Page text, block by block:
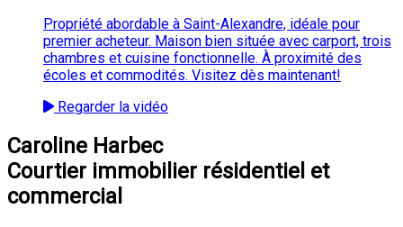
Propriété abordable à Saint-Alexandre, idéale pour
premier acheteur. Maison bien située avec carport, trois
chambres et cuisine fonctionnelle. À proximité des
écoles et commodités. Visitez dès maintenant!
Regarder la vidéo
Caroline Harbec
Courtier immobilier résidentiel et
commercial